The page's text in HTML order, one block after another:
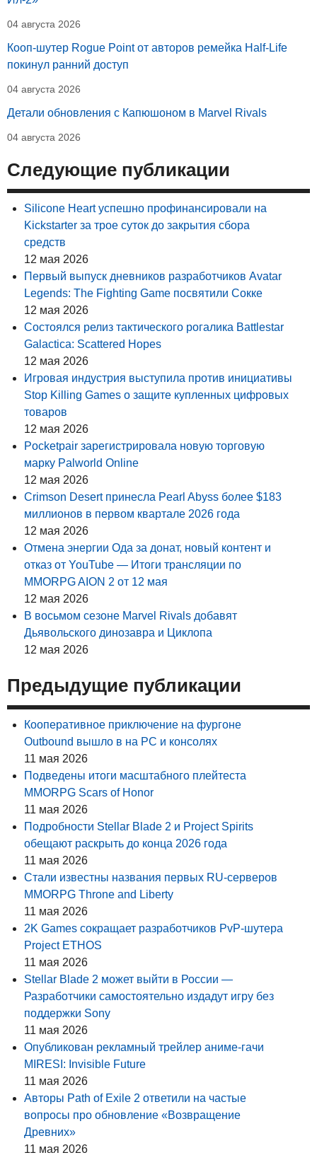
04 августа 2026
Кооп-шутер Rogue Point от авторов ремейка Half-Life
покинул ранний доступ
04 августа 2026
Детали обновления с Капюшоном в Marvel Rivals
04 августа 2026
Следующие публикации
Silicone Heart успешно профинансировали на
Kickstarter за трое суток до закрытия сбора
средств
12 мая 2026
Первый выпуск дневников разработчиков Avatar
Legends: The Fighting Game посвятили Сокке
12 мая 2026
Состоялся релиз тактического рогалика Battlestar
Galactica: Scattered Hopes
12 мая 2026
Игровая индустрия выступила против инициативы
Stop Killing Games о защите купленных цифровых
товаров
12 мая 2026
Pocketpair зарегистрировала новую торговую
марку Palworld Online
12 мая 2026
Crimson Desert принесла Pearl Abyss более $183
миллионов в первом квартале 2026 года
12 мая 2026
Отмена энергии Ода за донат, новый контент и
отказ от YouTube — Итоги трансляции по
MMORPG AION 2 от 12 мая
12 мая 2026
В восьмом сезоне Marvel Rivals добавят
Дьявольского динозавра и Циклопа
12 мая 2026
Предыдущие публикации
Кооперативное приключение на фургоне
Outbound вышло в на PC и консолях
11 мая 2026
Подведены итоги масштабного плейтеста
MMORPG Scars of Honor
11 мая 2026
Подробности Stellar Blade 2 и Project Spirits
обещают раскрыть до конца 2026 года
11 мая 2026
Стали известны названия первых RU-серверов
MMORPG Throne and Liberty
11 мая 2026
2K Games сокращает разработчиков PvP-шутера
Project ETHOS
11 мая 2026
Stellar Blade 2 может выйти в России —
Разработчики самостоятельно издадут игру без
поддержки Sony
11 мая 2026
Опубликован рекламный трейлер аниме-гачи
MIRESI: Invisible Future
11 мая 2026
Авторы Path of Exile 2 ответили на частые
вопросы про обновление «Возвращение
Древних»
11 мая 2026